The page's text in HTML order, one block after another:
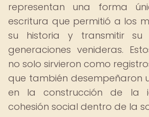
representan una forma
escritura que permitió a los
su historia y transmitir
generaciones venideras.
no solo sirvieron como
que también desempeñaron
en la construcción de la
cohesión social dentro de la